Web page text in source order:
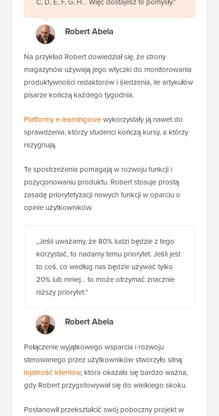
Robert Abela
Na przykład Robert dowiedział się, że strony
magazynów używają jego wtyczki do monitorowania
produktywności redaktorów i śledzenia, ile artykułów
pisarze kończą każdego tygodnia.
Platformy e-learningowewykorzystały ją nawet do
sprawdzenia, którzy studenci kończą kursy, a którzy
rezygnują.
Te spostrzeżenia pomagają w rozwoju funkcji i
pozycjonowaniu produktu. Robert stosuje prostą
zasadę priorytetyzacji nowych funkcji w oparciu o
opinie użytkowników.
„Jeśli uważamy, że 80% ludzi będzie z tego
korzystać, to nadamy temu priorytet. Jeśli jest
to coś, co według nas będzie używać tylko
20% lub mniej… to może otrzymać znacznie
niższy priorytet.”
Robert Abela
Połączenie wyjątkowego wsparcia i rozwoju
sterowanego przez użytkowników stworzyło silną
lojalność klientów, która okazała się bardzo ważna,
gdy Robert przygotowywał się do wielkiego skoku.
Postanowił przekształcić swój poboczny projekt w